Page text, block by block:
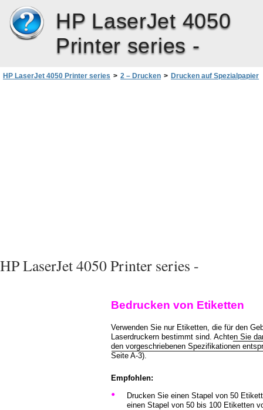
HP LaserJet 4050
Printer series -
HP LaserJet 4050 Printer series > 2 – Drucken > Drucken auf Spezialpapier
HP LaserJet 4050 Printer series -
Bedrucken von Etiketten
Verwenden Sie nur Etiketten, die für den
Laserdruckern bestimmt sind. Achten Sie
den vorgeschriebenen Spezifikationen
Seite A-3).
Empfohlen:
•
Drucken Sie einen Stapel von 50
einen Stapel von 50 bis 100 Etiketten